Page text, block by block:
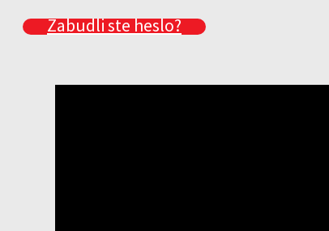
Zabudli ste heslo?